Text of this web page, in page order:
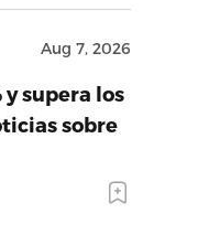
Aug 7, 2026
y supera los
sobre